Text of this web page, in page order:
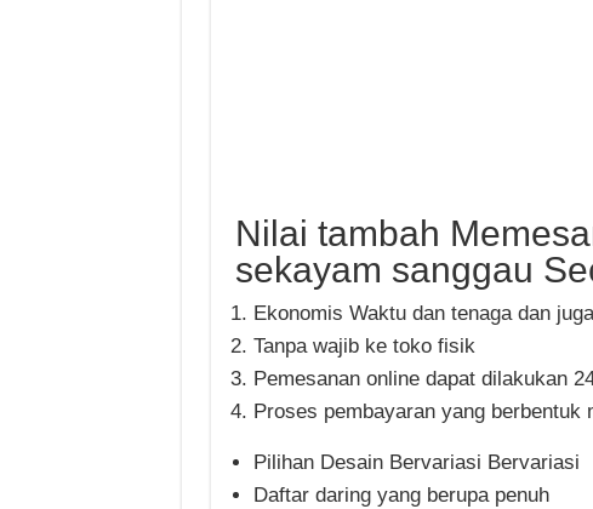
Nilai tambah
sekayam sanggau
Ekonomis Waktu dan tenaga dan
Tanpa wajib ke toko fisik
Pemesanan online dapat dilakukan
Proses pembayaran yang berbentuk
Pilihan Desain Bervariasi Bervariasi
Daftar daring yang berupa penuh